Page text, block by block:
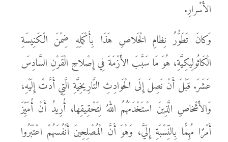
الأَسْرارِ.
وَكانَ تَطَوُّرُ نِظامِ الْخَلاصِ هَذَا بِأَكْمَلِهِ ضِمْنَ الْكَنِيسَةِ
الْكَاثُولِيكِيَّةِ، هُوَ مَا سَبَّبَ الأَزْمَةَ فِي إِصْلاحِ الْقَرْنِ السَّادِسَ
عَشَرَ. قَبْلَ أَنْ نَصِلَ إِلَى الْحَوادِثِ التَّارِيخِيَّةِ الَّتِي أَدَّتْ إِلَيْهِ،
وَالأَشْخاصِ الَّذِينَ اسْتَخْدَمَهُمُ اللهُ لِتَحْقِيقِها، أُرِيدُ أَنْ أُمَيِّزَ
أَمْرًا مُهِمًّا بِالنِّسْبَةِ إِلَيَّ، وَهْوَ أَنَّ الْمُصْلِحِينَ أَنْفُسَهُمْ اعْتَبَرُوا